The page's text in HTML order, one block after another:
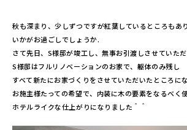
秋も深まり、少しずつですが紅葉しているところもあ
いかがお過ごしでしょうか.
さて先日、S様邸が竣工し、無事お引渡しさせていた
S様邸はフルリノベーションのお家で、躯体のみ残し
すべて新たにお家づくりをさせていただいたところに
お施主様たっての希望で、内装に木の要素をなるべく
ホテルライクな仕上がりになりました＾＾